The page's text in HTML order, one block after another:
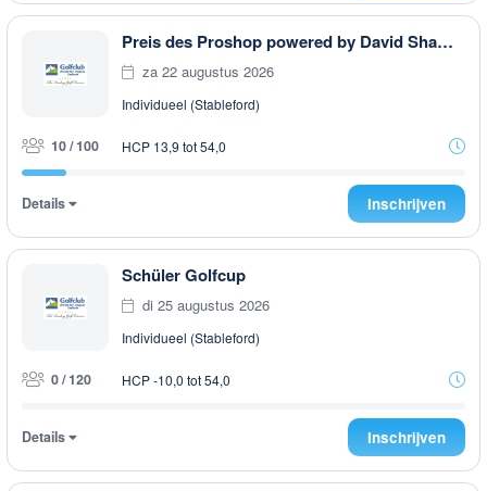
Preis des Proshop powered by David Shaw Stableford
za 22 augustus 2026
Individueel (Stableford)
10 / 100 HCP 13,9 tot 54,0
Details Inschrijven
Schüler Golfcup
di 25 augustus 2026
Individueel (Stableford)
0 / 120 HCP -10,0 tot 54,0
Details Inschrijven